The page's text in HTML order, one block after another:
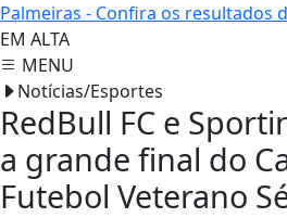
Palmeiras - Confira os resultados
EM ALTA
MENU
Notícias/Esportes
RedBull FC e
a grande final do
Futebol Veterano